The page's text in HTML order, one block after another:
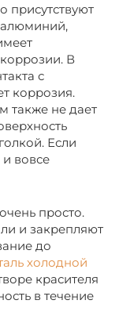
присутствуют
алюминий,
В
с
коррозия.
также не дает
Если
вовсе
просто.
и закрепляют
до
холодной
красителя
в течение